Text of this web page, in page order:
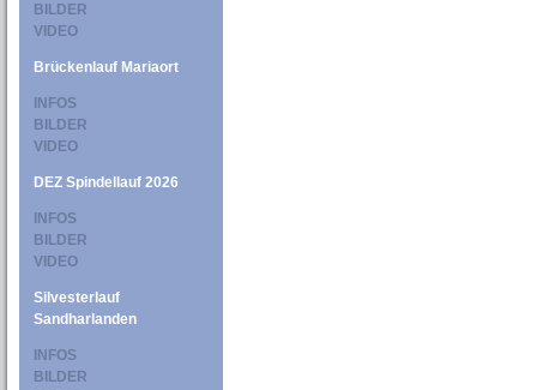
BILDER
VIDEO
Brückenlauf Mariaort
INFOS
BILDER
VIDEO
DEZ Spindellauf 2026
INFOS
BILDER
VIDEO
Silvesterlauf
Sandharlanden
INFOS
BILDER